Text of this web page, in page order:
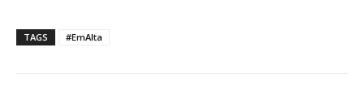
TAGS #EmAlta